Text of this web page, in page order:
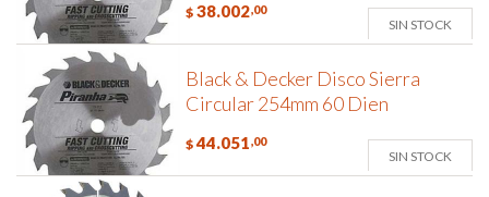
$ 38.002,00
SIN STOCK
Black & Decker Disco Sierra
Circular 254mm 60 Dien
$ 44.051,00
SIN STOCK